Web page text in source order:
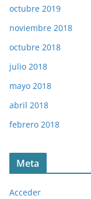
octubre 2019
noviembre 2018
octubre 2018
julio 2018
mayo 2018
abril 2018
febrero 2018
Meta
Acceder